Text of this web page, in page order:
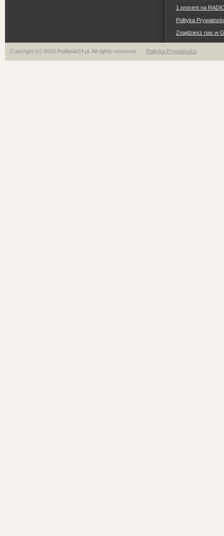
1 procent na
Polityka
Znajdziesz nas w
Copyright (c) 2010 Podlasie24.pl. All rights reserved Polityka Prywatności